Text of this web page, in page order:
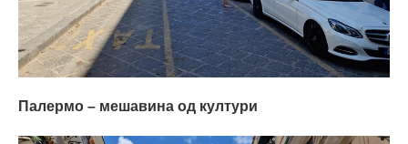
Палермо – мешавина од култури